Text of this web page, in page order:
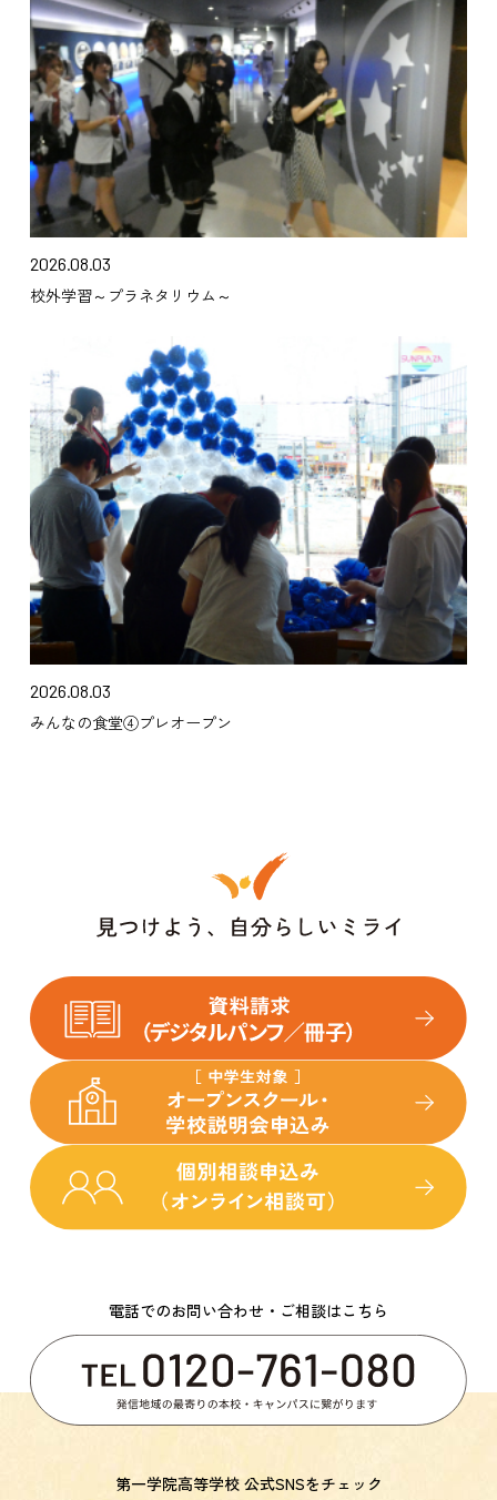
2026.08.03
校外学習～プラネタリウム～
2026.08.03
みんなの食堂④プレオープン
電話でのお問い合わせ・ご相談はこちら
第一学院高等学校 公式SNSをチェック